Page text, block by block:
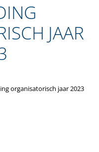
JAAR
organisatorisch jaar 2023